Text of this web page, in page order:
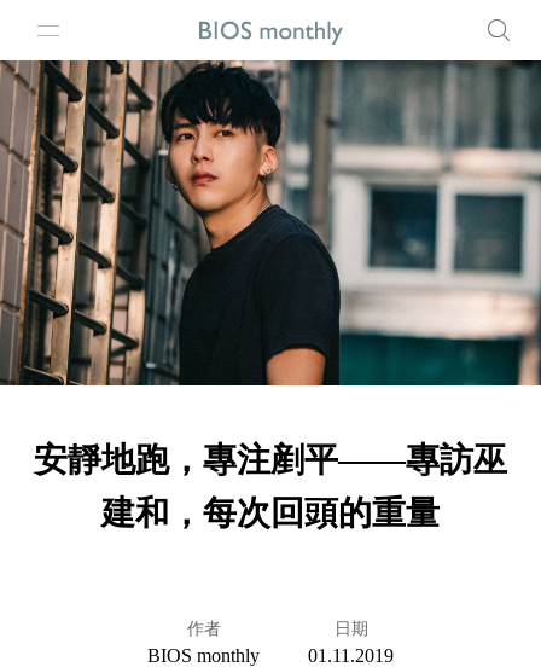
安靜地跑，專注剷平——專訪巫
建和，每次回頭的重量
作者
BIOS monthly
日期
01.11.2019